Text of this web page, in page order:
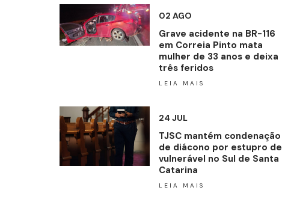
02 AGO
Grave acidente na BR-116
em Correia Pinto mata
mulher de 33 anos e deixa
três feridos
LEIA MAIS
24 JUL
TJSC mantém condenação
de diácono por estupro de
vulnerável no Sul de Santa
Catarina
LEIA MAIS